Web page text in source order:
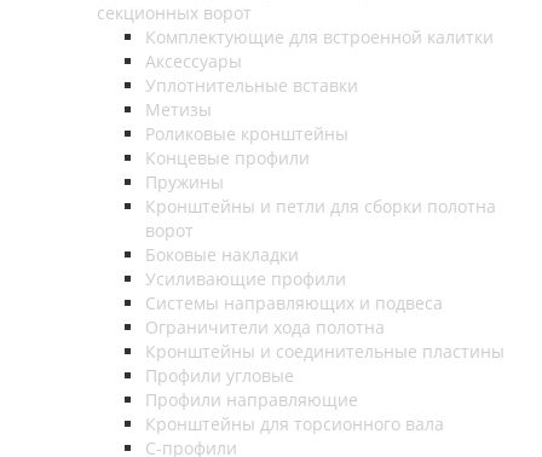
секционных ворот
Комплектующие для встроенной калитки
Аксессуары
Уплотнительные вставки
Метизы
Роликовые кронштейны
Концевые профили
Пружины
Кронштейны и петли для сборки полотна
ворот
Боковые накладки
Усиливающие профили
Системы направляющих и подвеса
Ограничители хода полотна
Кронштейны и соединительные пластины
Профили угловые
Профили направляющие
Кронштейны для торсионного вала
С-профили